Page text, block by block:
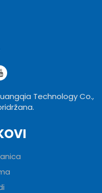
Technology Co.,